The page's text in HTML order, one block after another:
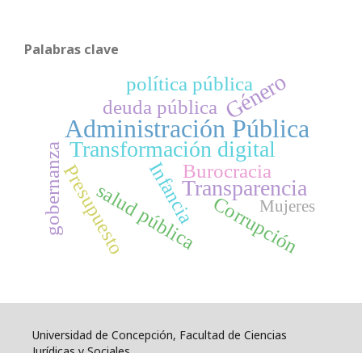
Palabras clave
Administración Pública
Transformación digital
Transparencia
Género
política pública
Infancia
deuda pública
salud pública Corrupción
Presupuesto
gobernanza Burocracia
Mujeres
Universidad de Concepción, Facultad de Ciencias